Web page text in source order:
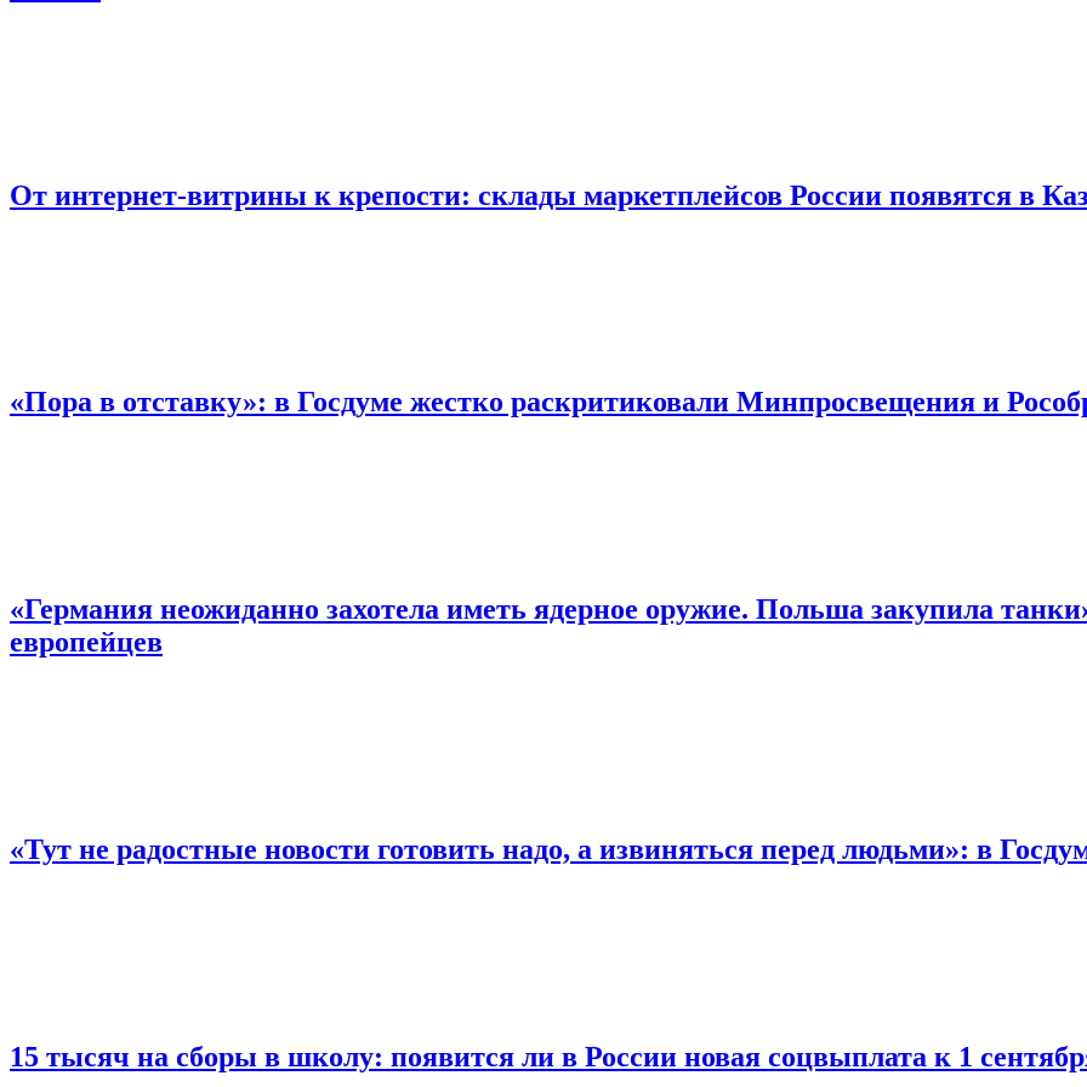
От интернет-витрины к крепости: склады маркетплейсов России появятся в
«Пора в отставку»: в Госдуме жестко раскритиковали Минпросвещения и
«Германия неожиданно захотела иметь ядерное оружие. Польша закупила
европейцев
«Тут не радостные новости готовить надо, а извиняться перед людьми»: в
15 тысяч на сборы в школу: появится ли в России новая соцвыплата к 1